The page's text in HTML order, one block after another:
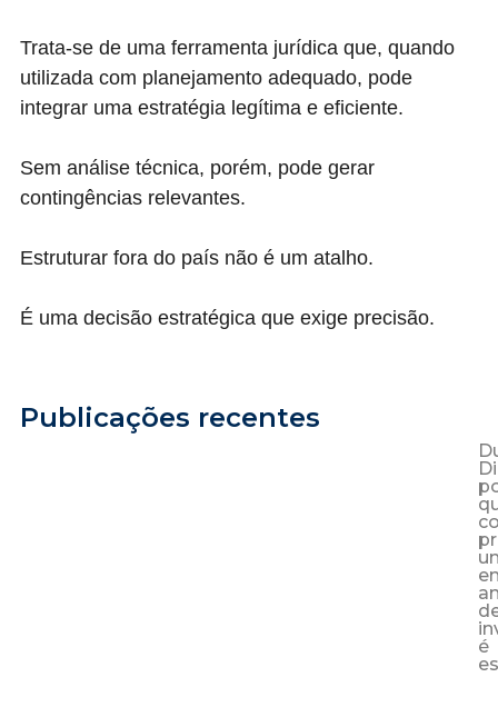
Trata-se de uma ferramenta jurídica que, quando
utilizada com planejamento adequado, pode
integrar uma estratégia legítima e eficiente.
Sem análise técnica, porém, pode gerar
contingências relevantes.
Estruturar fora do país não é um atalho.
É uma decisão estratégica que exige precisão.
Publicações recentes
é